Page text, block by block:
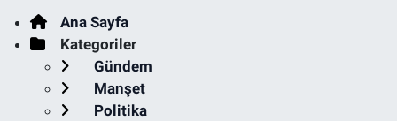
Ana Sayfa
Kategoriler
Gündem
Manşet
Politika